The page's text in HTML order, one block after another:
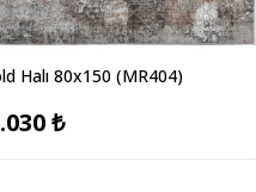
Halı 80x150 (MR404)
₺